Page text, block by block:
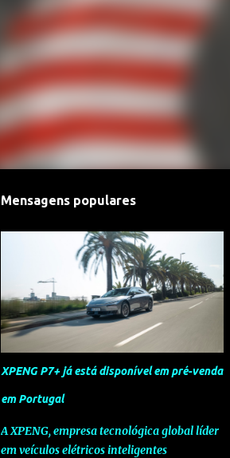
Mensagens populares
XPENG P7+ já está disponível em pré-venda
em Portugal
A XPENG, empresa tecnológica global líder
em veículos elétricos inteligentes